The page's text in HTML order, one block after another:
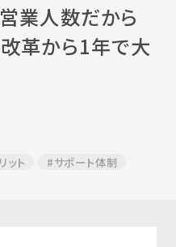
業⼈数だから
改⾰から1年で⼤
ット #サポート体制